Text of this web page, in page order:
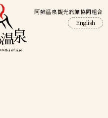
阿蘇温泉観光旅館協同組合
English